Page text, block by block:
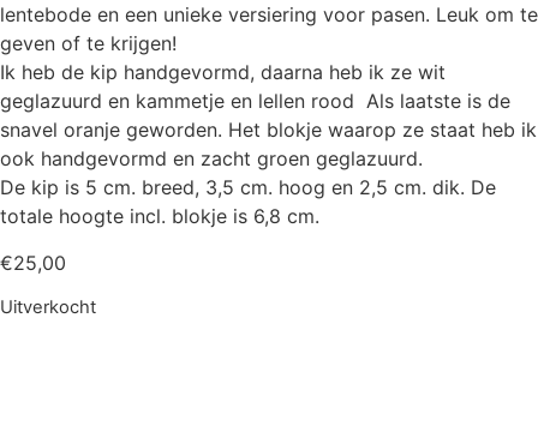
lentebode en een unieke versiering voor pasen. Leuk om te
geven of te krijgen!
Ik heb de kip handgevormd, daarna heb ik ze wit
geglazuurd en kammetje en lellen rood Als laatste is de
snavel oranje geworden. Het blokje waarop ze staat heb ik
ook handgevormd en zacht groen geglazuurd.
De kip is 5 cm. breed, 3,5 cm. hoog en 2,5 cm. dik. De
totale hoogte incl. blokje is 6,8 cm.
€25,00
Uitverkocht